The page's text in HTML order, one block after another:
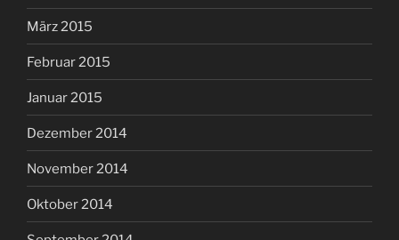
März 2015
Februar 2015
Januar 2015
Dezember 2014
November 2014
Oktober 2014